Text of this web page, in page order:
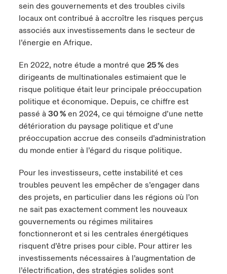
sein des gouvernements et des troubles civils
locaux ont contribué à accroître les risques perçus
associés aux investissements dans le secteur de
l’énergie en Afrique.
En 2022, notre étude a montré que 25 %des
dirigeants de multinationales estimaient que le
risque politique était leur principale préoccupation
politique et économique. Depuis, ce chiffre est
passé à 30 %en 2024, ce qui témoigne d’une nette
détérioration du paysage politique et d’une
préoccupation accrue des conseils d’administration
du monde entier à l’égard du risque politique.
Pour les investisseurs, cette instabilité et ces
troubles peuvent les empêcher de s’engager dans
des projets, en particulier dans les régions où l’on
ne sait pas exactement comment les nouveaux
gouvernements ou régimes militaires
fonctionneront et si les centrales énergétiques
risquent d’être prises pour cible. Pour attirer les
investissements nécessaires à l’augmentation de
l’électrification, des stratégies solides sont